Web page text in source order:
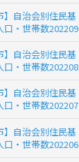
】自治会別住民基
口・世帯数202209
】自治会別住民基
口・世帯数202208
】自治会別住民基
口・世帯数202207
】自治会別住民基
口・世帯数202206